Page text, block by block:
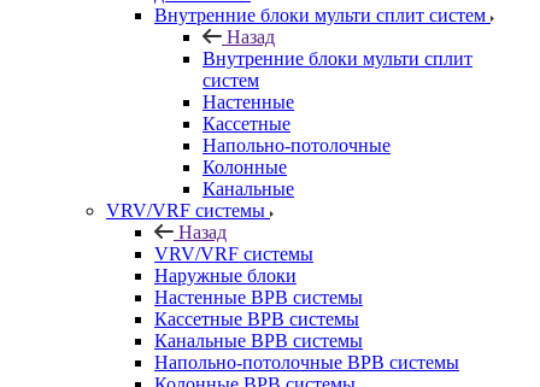
Внутренние блоки мульти сплит систем
Назад
Внутренние блоки мульти сплит
систем
Настенные
Кассетные
Напольно-потолочные
Колонные
Канальные
VRV/VRF системы
Назад
VRV/VRF системы
Наружные блоки
Настенные ВРВ системы
Кассетные ВРВ системы
Канальные ВРВ системы
Напольно-потолочные ВРВ системы